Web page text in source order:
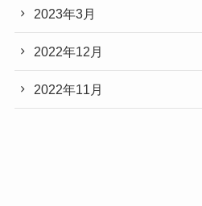
2023年3月
2022年12月
2022年11月